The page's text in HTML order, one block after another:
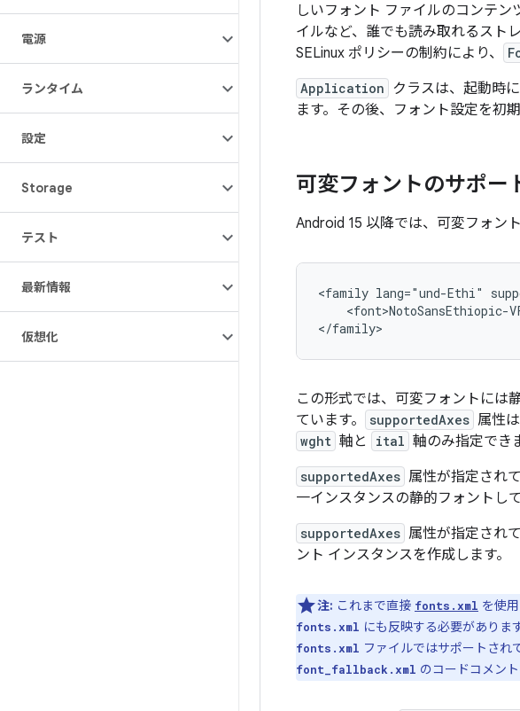
電源
ランタイム
設定
Storage
テスト
最新情報
仮想化
しいフォント ファイルのコンテン
イルなど、誰でも読み取れるスト
SELinux ポリシーの制約により、
Application クラスは、起動時
ます。その後、フォント設定を初
可変フォントのサポー
Android 15 以降では、可変フォン
<family lang="und-Ethi"
<font>NotoSansEthiopic-
この形式では、可変フォントには
ています。
supportedAxes 属性
wght 軸と ital 軸のみ指定でき
supportedAxes 属性が指定され
一インスタンスの静的フォントして
supportedAxes 属性が指定され
ント インスタンスを作成します。
注: これまで直接 fonts.xml を使
fonts.xml にも反映する必要がありま
fonts.xml ファイルではサポートされ
font_fallback.xml のコードコメン